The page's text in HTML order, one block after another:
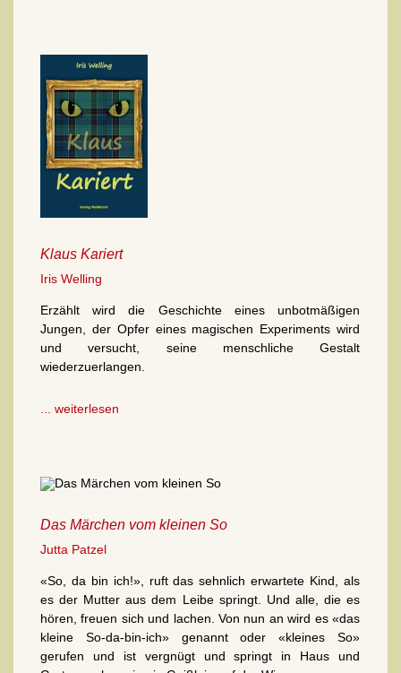
Klaus Kariert
Iris Welling
Erzählt wird die Geschichte eines unbotmäßigen
Jungen, der Opfer eines magischen Experiments wird
und versucht, seine menschliche Gestalt
wiederzuerlangen.
... weiterlesen
Das Märchen vom kleinen So
Jutta Patzel
«So, da bin ich!», ruft das sehnlich erwartete Kind, als
es der Mutter aus dem Leibe springt. Und alle, die es
hören, freuen sich und lachen. Von nun an wird es «das
kleine So-da-bin-ich» genannt oder «kleines So»
gerufen und ist vergnügt und springt in Haus und